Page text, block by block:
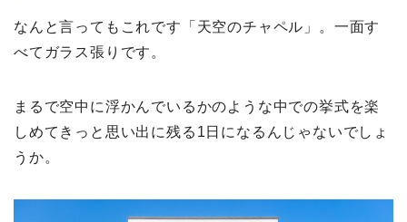
なんと言ってもこれです「天空のチャペル」。一面す
べてガラス張りです。
まるで空中に浮かんでいるかのような中での挙式を楽
しめてきっと思い出に残る1日になるんじゃないでしょ
うか。